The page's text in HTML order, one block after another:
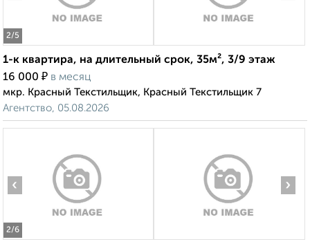
2/5
1-к квартира, на длительный срок, 35м², 3/9 этаж
16 000 ₽ в месяц
мкр. Красный Текстильщик, Красный Текстильщик 7
Агентство, 05.08.2026
2/6
‹ ›